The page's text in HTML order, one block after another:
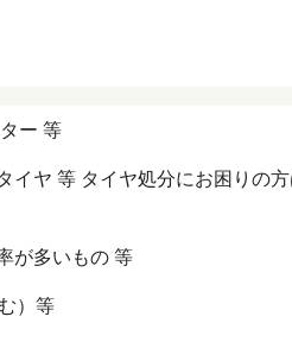
ー 等
イヤ 等 タイヤ処分にお困りの
が多いもの 等
）等